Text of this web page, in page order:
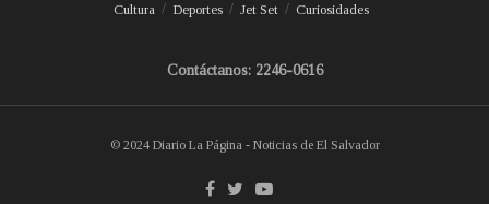
Cultura
Deportes Jet Set Curiosidades
Contáctanos: 2246-0616
© 2024 Diario La Página - Noticias de El Salvador